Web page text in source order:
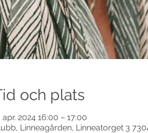
och plats
apr. 2024 16:00 – 17:00
Linneagården, Linneatorget 3